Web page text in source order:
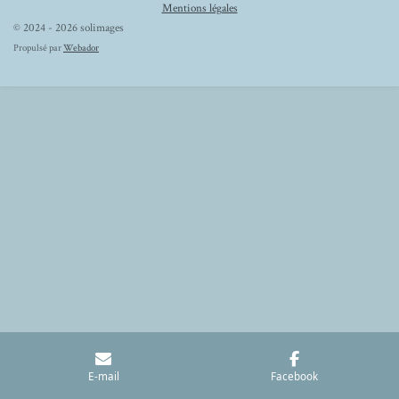
Mentions légales
© 2024 - 2026 solimages
Propulsé parWebador
E-mail Facebook